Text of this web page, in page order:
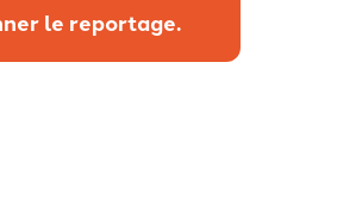
le reportage.